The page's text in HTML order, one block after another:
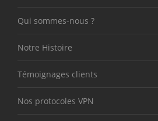
Qui sommes-nous ?
Notre Histoire
Témoignages clients
Nos protocoles VPN